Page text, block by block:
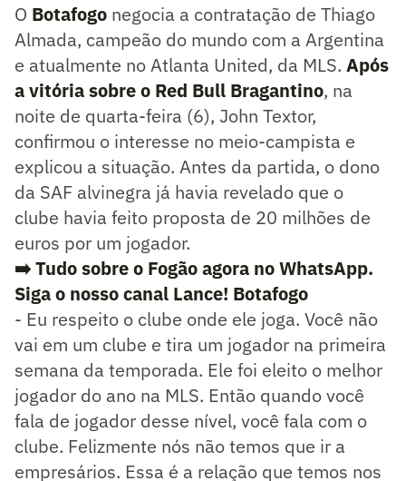
O Botafogo negocia a contratação de Thiago
Almada, campeão do mundo com a Argentina
e atualmente no Atlanta United, da MLS. Após
a vitória sobre o Red Bull Bragantino, na
noite de quarta-feira (6), John Textor,
confirmou o interesse no meio-campista e
explicou a situação. Antes da partida, o dono
da SAF alvinegra já havia revelado que o
clube havia feito proposta de 20 milhões de
euros por um jogador.
➡️ Tudo sobre o Fogão agora no WhatsApp.
Siga o nosso canal Lance! Botafogo
- Eu respeito o clube onde ele joga. Você não
vai em um clube e tira um jogador na primeira
semana da temporada. Ele foi eleito o melhor
jogador do ano na MLS. Então quando você
fala de jogador desse nível, você fala com o
clube. Felizmente nós não temos que ir a
empresários. Essa é a relação que temos nos